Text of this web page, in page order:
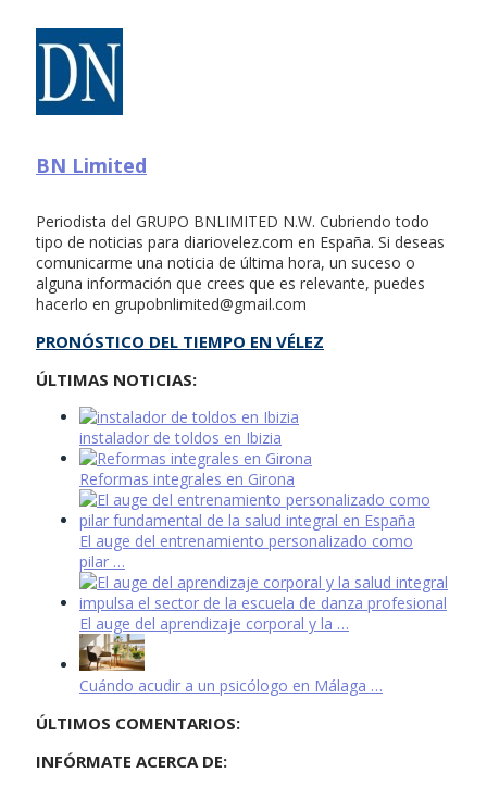
BN Limited
Periodista del GRUPO BNLIMITED N.W. Cubriendo todo
tipo de noticias para diariovelez.com en España. Si deseas
comunicarme una noticia de última hora, un suceso o
alguna información que crees que es relevante, puedes
hacerlo en grupobnlimited@gmail.com
PRONÓSTICO DEL TIEMPO EN VÉLEZ
ÚLTIMAS NOTICIAS:
instalador de toldos en Ibizia
Reformas integrales en Girona
El auge del entrenamiento personalizado como
pilar …
El auge del aprendizaje corporal y la …
Cuándo acudir a un psicólogo en Málaga …
ÚLTIMOS COMENTARIOS:
INFÓRMATE ACERCA DE: